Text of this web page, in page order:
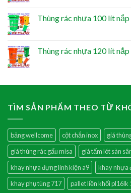
Thùng rác nhựa 100 lít
Thùng rác nhựa 120 lít
TÌM SẢN PHẨM THEO TỪ
bảng wellcome cột chắn inox
giá
giá thùng rác gấu misa
giá tấm lót sàn
khay nhựa đựng linh kiện a9
khay nhựa
khay phụ tùng 717
pallet liền khối pl16lk